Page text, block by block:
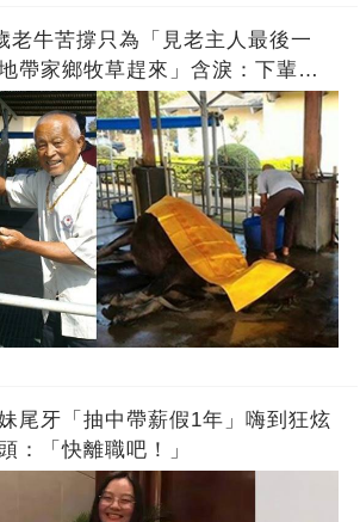
老牛苦撐只為「見老主人最後一
帶家鄉牧草趕來」含淚：下輩子
尾牙「抽中帶薪假1年」嗨到狂炫
「快離職吧！」